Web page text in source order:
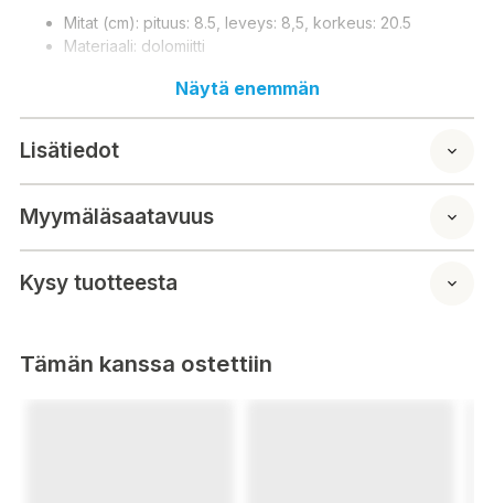
Mitat (cm): pituus: 8.5, leveys: 8,5, korkeus: 20.5
Materiaali: dolomiitti
Näytä enemmän
Lisätiedot
Myymäläsaatavuus
Kysy tuotteesta
Tämän kanssa ostettiin